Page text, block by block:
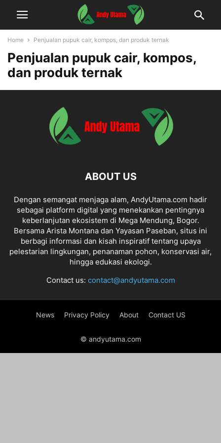
Home Penjualan pupuk cair, kompos, dan produk ternak
Penjualan pupuk cair, kompos,
dan produk ternak
ABOUT US
Dengan semangat menjaga alam, AndyUtama.com hadir
sebagai platform digital yang menekankan pentingnya
keberlanjutan ekosistem di Mega Mendung, Bogor.
Bersama Arista Montana dan Yayasan Paseban, situs ini
berbagi informasi dan kisah inspiratif tentang upaya
pelestarian lingkungan, penanaman pohon, konservasi air,
hingga edukasi ekologi.
Contact us: contact@andyutama.com
News Privacy Policy About Contact US
© andyutama.com